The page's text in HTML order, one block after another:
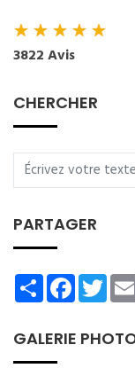
★★★★★
3822 Avis
CHERCHER
PARTAGER
ShareFacebook
GALERIE